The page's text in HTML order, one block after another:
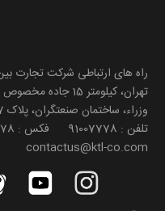
راه های ارتباطی شرکت تجارت
تهران، کیلومتر
وزراء، ساختمان صنعتگران، پلاک 467، طبقه دوم واحد 9
contactus@ktl-co.com